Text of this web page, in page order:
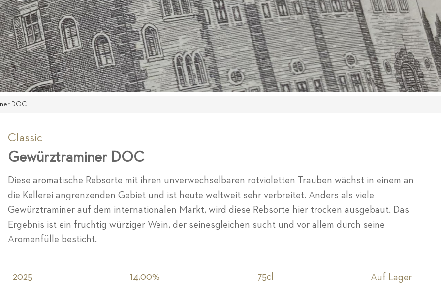
DOC
Classic
Gewürztraminer DOC
Diese aromatische Rebsorte mit ihren unverwechselbaren rotvioletten Trauben wächst in einem an
die Kellerei angrenzenden Gebiet und ist heute weltweit sehr verbreitet. Anders als viele
Gewürztraminer auf dem internationalen Markt, wird diese Rebsorte hier trocken ausgebaut. Das
Ergebnis ist ein fruchtig würziger Wein, der seinesgleichen sucht und vor allem durch seine
Aromenfülle besticht.
2025 14,00% 75cl Auf Lager